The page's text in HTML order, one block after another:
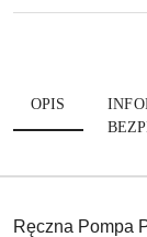
OPIS
Ręczna Pompa